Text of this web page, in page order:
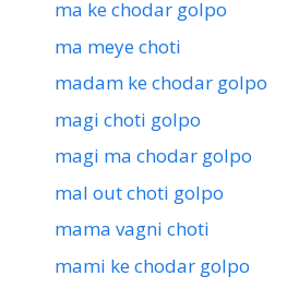
ma ke chodar golpo
ma meye choti
madam ke chodar golpo
magi choti golpo
magi ma chodar golpo
mal out choti golpo
mama vagni choti
mami ke chodar golpo